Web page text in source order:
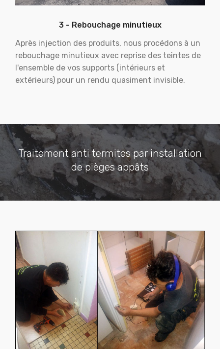
3 - Rebouchage minutieux
Après injection des produits, nous procédons à un
rebouchage minutieux avec reprise des teintes de
l'ensemble de vos supports (intérieurs et
extérieurs) pour un rendu quasiment invisible.
Traitement anti termites par installation
de pièges appâts